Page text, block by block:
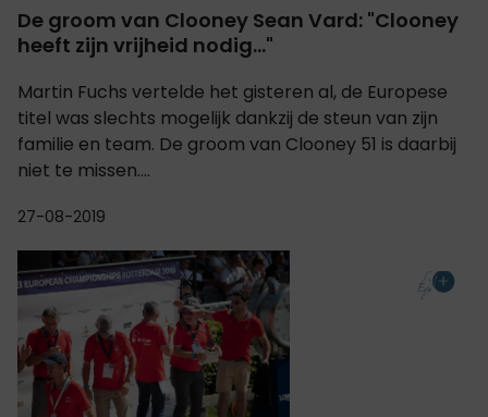
De groom van Clooney Sean Vard: "Clooney
heeft zijn vrijheid nodig..."
Martin Fuchs vertelde het gisteren al, de Europese
titel was slechts mogelijk dankzij de steun van zijn
familie en team. De groom van Clooney 51 is daarbij
niet te missen....
27-08-2019